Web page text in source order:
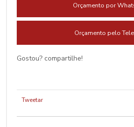
Orçamento por
Orçamento pelo
Gostou? compartilhe!
Tweetar